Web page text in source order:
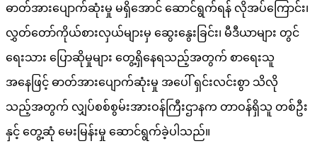
ဓာတ်အားပျောက်ဆုံးမှု မရှိအောင် ဆောင်ရွက်ရန် လိုအပ်ကြောင်း၊
လွှတ်တော်ကိုယ်စားလှယ်များမှ ဆွေးနွေးခြင်း၊ မီဒီယာများ တွင်
ရေးသား ပြောဆိုမှုများ တွေ့ရှိနေရသည့်အတွက် စာရေးသူ
အနေဖြင့် ဓာတ်အားပျောက်ဆုံးမှု အပေါ် ရှင်းလင်းစွာ သိလို
သည့်အတွက် လျှပ်စစ်စွမ်းအားဝန်ကြီးဌာနက တာဝန်ရှိသူ တစ်ဦး
နှင့် တွေ့ဆုံ မေးမြန်းမှု ဆောင်ရွက်ခဲ့ပါသည်။